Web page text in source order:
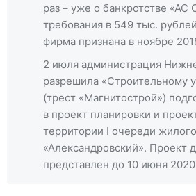
раз – уже о банкротстве «АС
требования в 549 тыс.
фирма признана в ноябре
2 июля администрация
разрешила «Строительному
(трест «Магнитострой»)
в проект планировки и
территории I очереди
«Александровский». Проект
представлен до 10 июня 2020